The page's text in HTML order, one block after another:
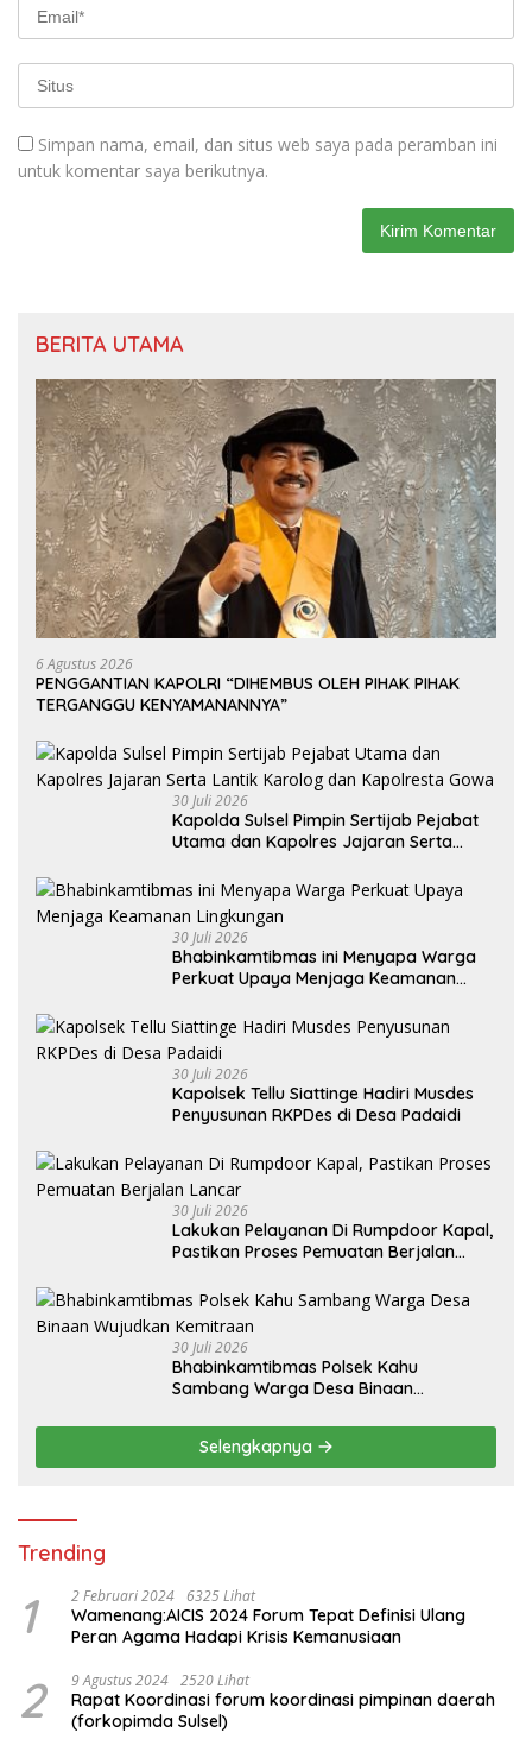
Simpan nama, email, dan situs web saya pada peramban ini
untuk komentar saya berikutnya.
BERITA UTAMA
6 Agustus 2026
PENGGANTIAN KAPOLRI “DIHEMBUS OLEH PIHAK PIHAK
TERGANGGU KENYAMANANNYA”
30 Juli 2026
Kapolda Sulsel Pimpin Sertijab Pejabat
Utama dan Kapolres Jajaran Serta
30 Juli 2026
Bhabinkamtibmas ini Menyapa Warga
Perkuat Upaya Menjaga Keamanan
30 Juli 2026
Kapolsek Tellu Siattinge Hadiri Musdes
Penyusunan RKPDes di Desa Padaidi
30 Juli 2026
Lakukan Pelayanan Di Rumpdoor Kapal,
Pastikan Proses Pemuatan Berjalan
30 Juli 2026
Bhabinkamtibmas Polsek Kahu
Sambang Warga Desa Binaan
Selengkapnya
Trending
1 2 Februari 2024 6325 Lihat
Wamenang:AICIS 2024 Forum Tepat Definisi Ulang
Peran Agama Hadapi Krisis Kemanusiaan
2 9 Agustus 2024 2520 Lihat
Rapat Koordinasi forum koordinasi pimpinan daerah
(forkopimda Sulsel)